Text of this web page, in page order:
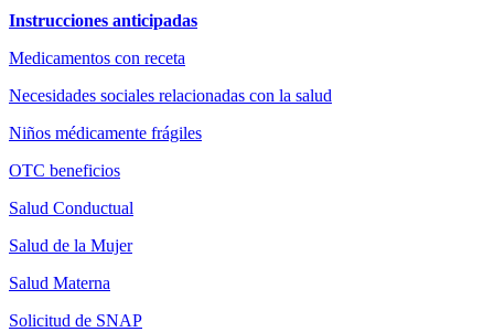
Instrucciones anticipadas
Medicamentos con receta
Necesidades sociales relacionadas con la salud
Niños médicamente frágiles
OTC beneficios
Salud Conductual
Salud de la Mujer
Salud Materna
Solicitud de SNAP